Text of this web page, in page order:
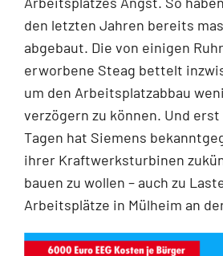
den letzten Jahren bereits
abgebaut. Die von einigen
erworbene Steag bettelt
um den Arbeitsplatzabbau
verzögern zu können. Und
Tagen hat Siemens
ihrer Kraftwerksturbinen
bauen zu wollen – auch zu
Arbeitsplätze in Mülheim an